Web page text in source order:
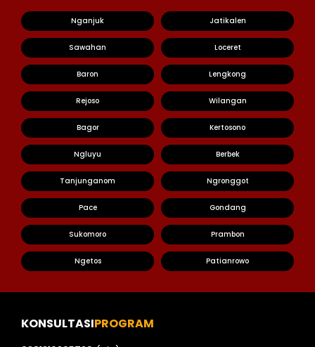
Nganjuk Jatikalen
Sawahan Loceret
Baron Lengkong
Rejoso Wilangan
Bagor Kertosono
Ngluyu Berbek
Tanjunganom Ngronggot
Pace Gondang
Sukomoro Prambon
Ngetos Patianrowo
KONSULTASIPROGRAM